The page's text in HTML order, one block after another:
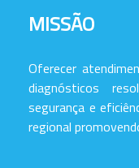
MISSÃO
Oferecer
diagnósticos
segurança e
regional